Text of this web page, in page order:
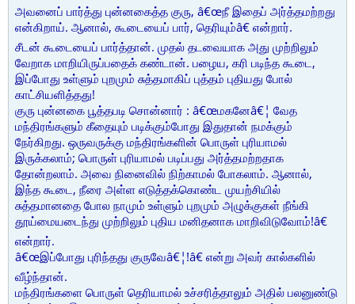
அவனைப் பார்த்து புன்னகைத்த குரு, â€œநீ இதைப் அர்த்தமற்றது
என்கிறாய். ஆனால், கூடையைப் பார், தெரியும்â€ என்றார்.
சீடன் கூடையைப் பார்த்தான். முதல் தடவையாக அது முற்றிலும்
வேறாக மாறியிருப்பதைக் கண்டான். பழைய, கரி படிந்த கூடை,
இப்போது உள்ளும் புறமும் சுத்தமாகிப் புத்தம் புதியது போல்
காட்சியளித்தது!
குரு புன்னகை பூத்தபடி சொன்னார் : â€œமகனேâ€¦ வேத
மந்திரங்களும் கீதையும் படிக்கும்போது இதுதான் நமக்கும்
நேர்கிறது. ஒருவருக்கு மந்திரங்களின் பொருள் புரியாமல்
இருக்கலாம்; பொருள் புரியாமல் படிப்பது அர்த்தமற்றதாக
தோன்றலாம். அவை நினைவில் நிற்காமல் போகலாம். ஆனால்,
இந்த கூடை, நீரை அள்ள எடுத்தக்கொண்ட முயற்சியில்
சுத்தமானதை போல நாமும் உள்ளும் புறமும் அழுக்குகள் நீங்கி
தூய்மையடைந்து முற்றிலும் புதிய மனிதனாக மாறிவிடுவோம்!â€
என்றார்.
â€œஇப்போது புரிந்தது குருவேâ€¦!â€ என்று அவர் கால்களில்
வீழ்ந்தான்.
மந்திரங்களை பொருள் தெரியாமல் உச்சரித்தாலும் அதில் பலனுண்டு